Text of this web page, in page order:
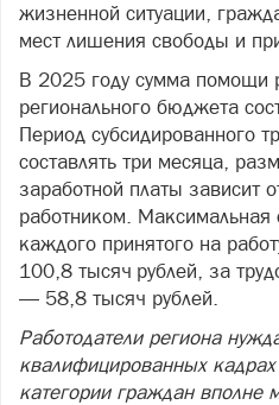
жизненной ситуации,
мест лишения свободы и
В 2025 году сумма помощи
регионального бюджета
Период субсидированного
составлять три месяца,
заработной платы зависит
работником.
каждого принятого на
100,8 тысяч рублей, за
— 58,8 тысяч рублей.
Работодатели региона
квалифицированных
категории граждан вполне